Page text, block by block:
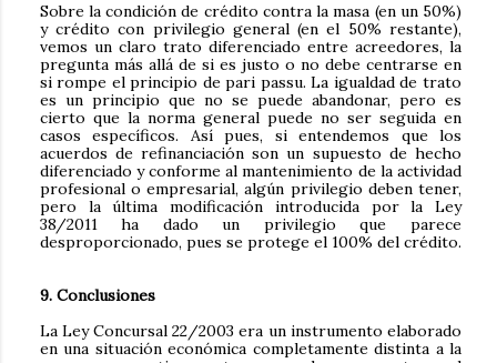
Sobre la condición de crédito contra la masa (en un 50%)
y crédito con privilegio general (en el 50% restante),
vemos un claro trato diferenciado entre acreedores, la
pregunta más allá de si es justo o no debe centrarse en
si rompe el principio de pari passu. La igualdad de trato
es un principio que no se puede abandonar, pero es
cierto que la norma general puede no ser seguida en
casos específicos. Así pues, si entendemos que los
acuerdos de refinanciación son un supuesto de hecho
diferenciado y conforme al mantenimiento de la actividad
profesional o empresarial, algún privilegio deben tener,
pero la última modificación introducida por la Ley
38/2011 ha dado un privilegio que parece
desproporcionado, pues se protege el 100% del crédito.
9. Conclusiones
La Ley Concursal 22/2003 era un instrumento elaborado
en una situación económica completamente distinta a la